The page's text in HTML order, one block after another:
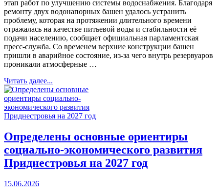
этап работ по улучшению системы водоснабжения. Благодаря
ремонту двух водонапорных башен удалось устранить
проблему, которая на протяжении длительного времени
отражалась на качестве питьевой воды и стабильности её
подачи населению, сообщает официальная парламентская
пресс-служба. Со временем верхние конструкции башен
пришли в аварийное состояние, из-за чего внутрь резервуаров
проникали атмосферные …
Читать далее...
Определены основные ориентиры
социально-экономического развития
Приднестровья на 2027 год
15.06.2026